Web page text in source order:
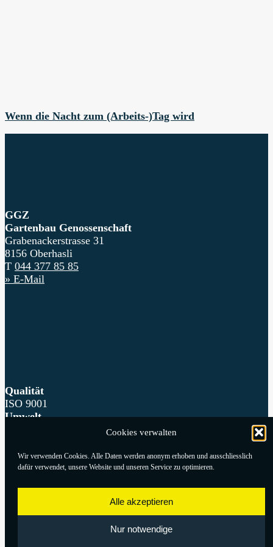
Cookies verwalten
Wir verwenden Cookies. Alle Daten werden anonym erhoben und ausschliesslich
dafür verwendet, unsere Website und unseren Service zu optimieren.
Alle akzeptieren
Nur notwendige
Wenn die Nacht zum (Arbeits-)Tag wird
GGZ
Gartenbau Genossenschaft
Grabenackerstrasse 31
8156 Oberhasli
T 044 377 85 85
» E-Mail
Qualität
ISO 9001
Umwelt
Gesundheitsschutz
ISO 45001
KONTAKT
NACHHALTIGKEIT
REFERENZEN